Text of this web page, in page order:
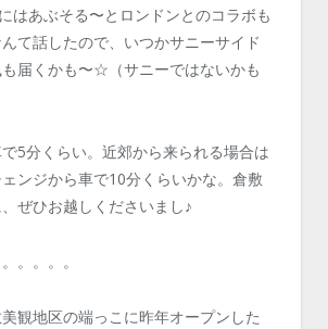
あぶそる〜とロンドンとのコラボも
て話したので、いつかサニーサイド
届くかも〜☆（サニーではないかも
5分くらい。近郊から来られる場合は
ンジから車で10分くらいかな。倉敷
ぜひお越しくださいまし♪
。。。。
観地区の端っこに昨年オープンした